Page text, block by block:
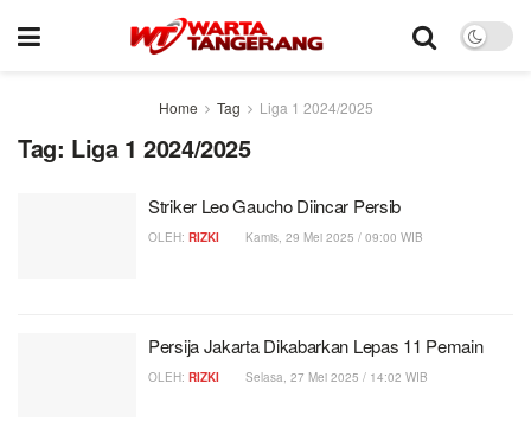
Home Tag Liga 1 2024/2025
Tag: Liga 1 2024/2025
Striker Leo Gaucho Diincar Persib
OLEH: RIZKI Kamis, 29 Mei 2025 / 09:00 WIB
Persija Jakarta Dikabarkan Lepas 11 Pemain
OLEH: RIZKI Selasa, 27 Mei 2025 / 14:02 WIB